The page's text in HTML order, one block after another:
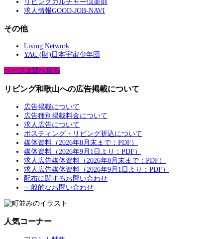
リビングカルチャー倶楽部
求人情報GOOD-JOB-NAVI
その他
Living Network
YAC (財)日本宇宙少年団
ページ上部へ戻る
リビング和歌山への広告掲載について
広告掲載について
広告種別掲載料金について
求人広告について
ポスティング・リビング折込について
媒体資料（2026年8月末まで：PDF）
媒体資料（2026年9月1日より：PDF）
求人広告媒体資料（2026年8月末まで：PDF）
求人広告媒体資料（2026年9月1日より：PDF）
配布に関するお問い合わせ
一般的なお問い合わせ
人気コーナー